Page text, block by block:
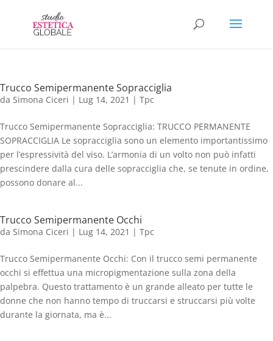
Trucco Semipermanente Sopracciglia
da Simona Ciceri | Lug 14, 2021 | Tpc
Trucco Semipermanente Sopracciglia: TRUCCO PERMANENTE
SOPRACCIGLIA Le sopracciglia sono un elemento importantissimo
per l’espressività del viso. L’armonia di un volto non può infatti
prescindere dalla cura delle sopracciglia che, se tenute in ordine,
possono donare al...
Trucco Semipermanente Occhi
da Simona Ciceri | Lug 14, 2021 | Tpc
Trucco Semipermanente Occhi: Con il trucco semi permanente
occhi si effettua una micropigmentazione sulla zona della
palpebra. Questo trattamento è un grande alleato per tutte le
donne che non hanno tempo di truccarsi e struccarsi più volte
durante la giornata, ma è...